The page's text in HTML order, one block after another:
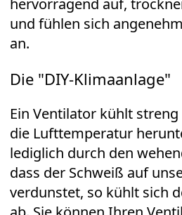
hervorragend auf,
und fühlen sich
an.
Die "DIY-Klimaanlage"
Ein Ventilator kühlt
die Lufttemperatur
lediglich durch den
dass der Schweiß auf
verdunstet, so kühlt sich